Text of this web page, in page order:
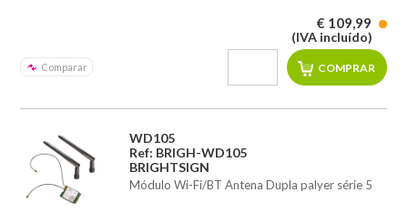
Comparar
€ 109,99
(IVA incluído)
WD105
Ref: BRIGH-WD105
BRIGHTSIGN
Módulo Wi-Fi/BT Antena Dupla palyer série 5